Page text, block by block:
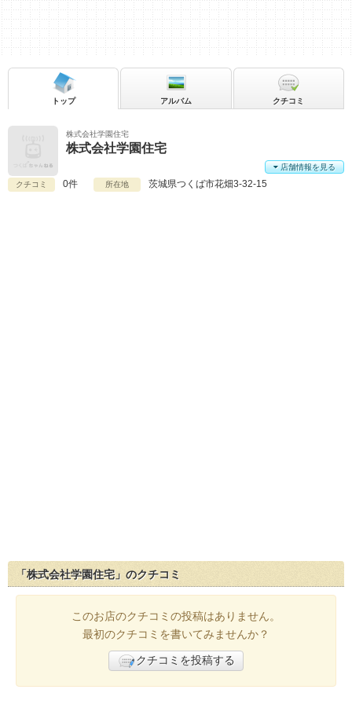
株式会社学園住宅
株式会社学園住宅
クチコミ 0件 所在地 茨城県つくば市花畑3-32-15
店舗情報を見る
トップ アルバム クチコミ
「株式会社学園住宅」のクチコミ
このお店のクチコミの投稿はありません。
最初のクチコミを書いてみませんか？
クチコミを投稿する